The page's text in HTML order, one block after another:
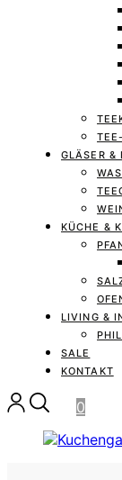
GLÄSER &
KÜCHE &
LIVING &
SALE
KONTAKT
0